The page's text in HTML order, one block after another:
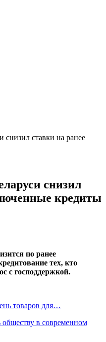
ставки на ранее
снизил
кредиты
по ранее
тех, кто
с господдержкой.
товаров для…
в современном